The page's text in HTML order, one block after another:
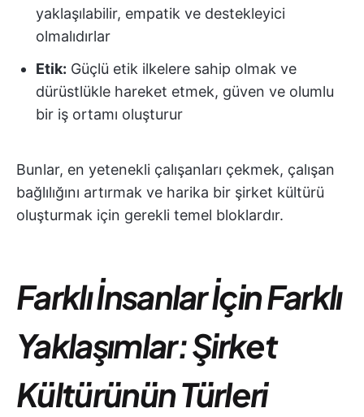
yaklaşılabilir, empatik ve destekleyici
olmalıdırlar
Etik: Güçlü etik ilkelere sahip olmak ve
dürüstlükle hareket etmek, güven ve olumlu
bir iş ortamı oluşturur
Bunlar, en yetenekli çalışanları çekmek, çalışan
bağlılığını artırmak ve harika bir şirket kültürü
oluşturmak için gerekli temel bloklardır.
Farklı İnsanlar İçin Farklı
Yaklaşımlar: Şirket
Kültürünün Türleri